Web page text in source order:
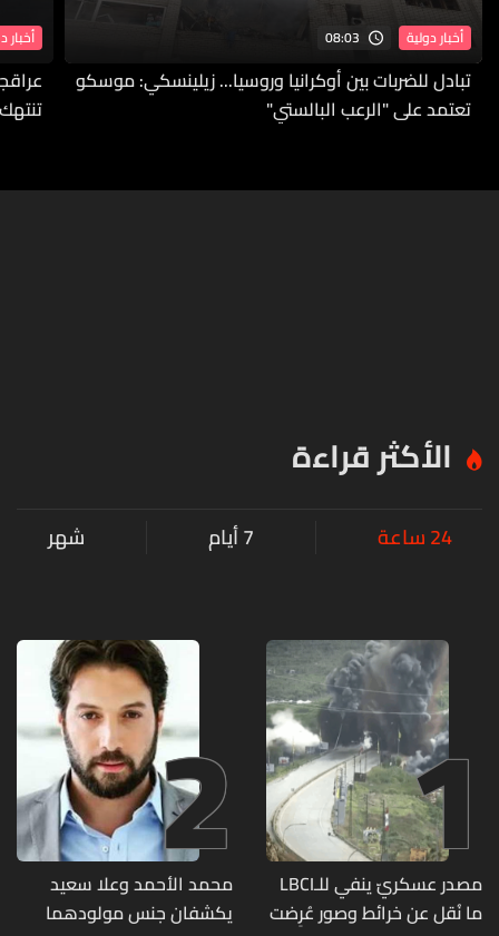
أخبار دولية 08:03
تبادل للضربات بين أوكرانيا وروسيا... زيلينسكي: موسكو
تعتمد على "الرعب البالستي"
أخبار
الأكثر قراءة
24 ساعة 7 أيام شهر
1
مصدر عسكريّ ينفي للـLBCI
ما نُقل عن خرائط وصور عُرِضت
2
محمد الأحمد وعلا سعيد
يكشفان جنس مولودهما